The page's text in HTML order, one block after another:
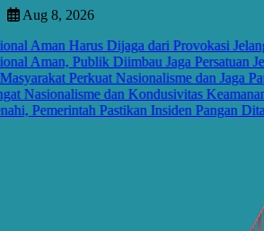
Skip
content
Aug 8, 2026
Harus Dijaga dari Provokasi Jelang
Publik Diimbau Jaga Persatuan
Perkuat Nasionalisme dan Jaga Papua
dan Kondusivitas Keamanan
Pastikan Insiden Pangan